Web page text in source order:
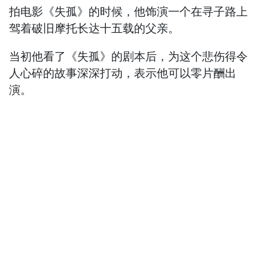
拍电影《失孤》的时候，他饰演一个在寻子路上
驾着破旧摩托长达十五载的父亲。
当初他看了《失孤》的剧本后，为这个悲伤得令
人心碎的故事深深打动，表示他可以零片酬出
演。